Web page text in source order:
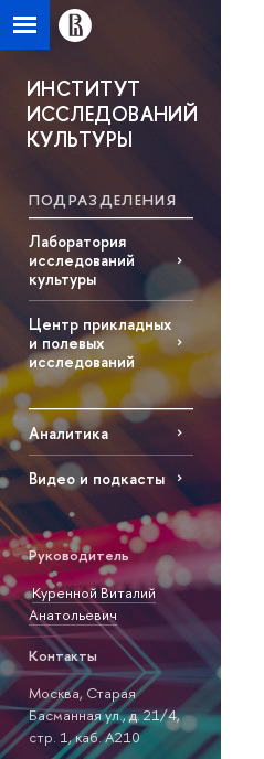
ИНСТИТУТ
ИССЛЕДОВАНИЙ
КУЛЬТУРЫ
ПОДРАЗДЕЛЕНИЯ
Лаборатория
исследований
культуры
Центр прикладных
и полевых
исследований
Аналитика
Видео и подкасты
Руководитель
Куренной Виталий
Анатольевич
Контакты
Москва, Старая
Басманная ул., д. 21/4,
стр. 1, каб. А210